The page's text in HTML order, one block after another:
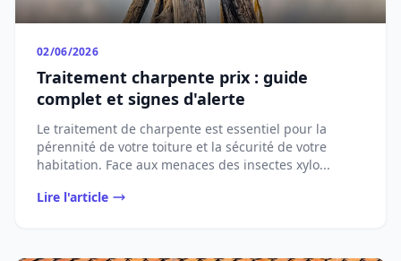
02/06/2026
Traitement charpente prix : guide
complet et signes d'alerte
Le traitement de charpente est essentiel pour la
pérennité de votre toiture et la sécurité de votre
habitation. Face aux menaces des insectes xylo...
Lire l'article